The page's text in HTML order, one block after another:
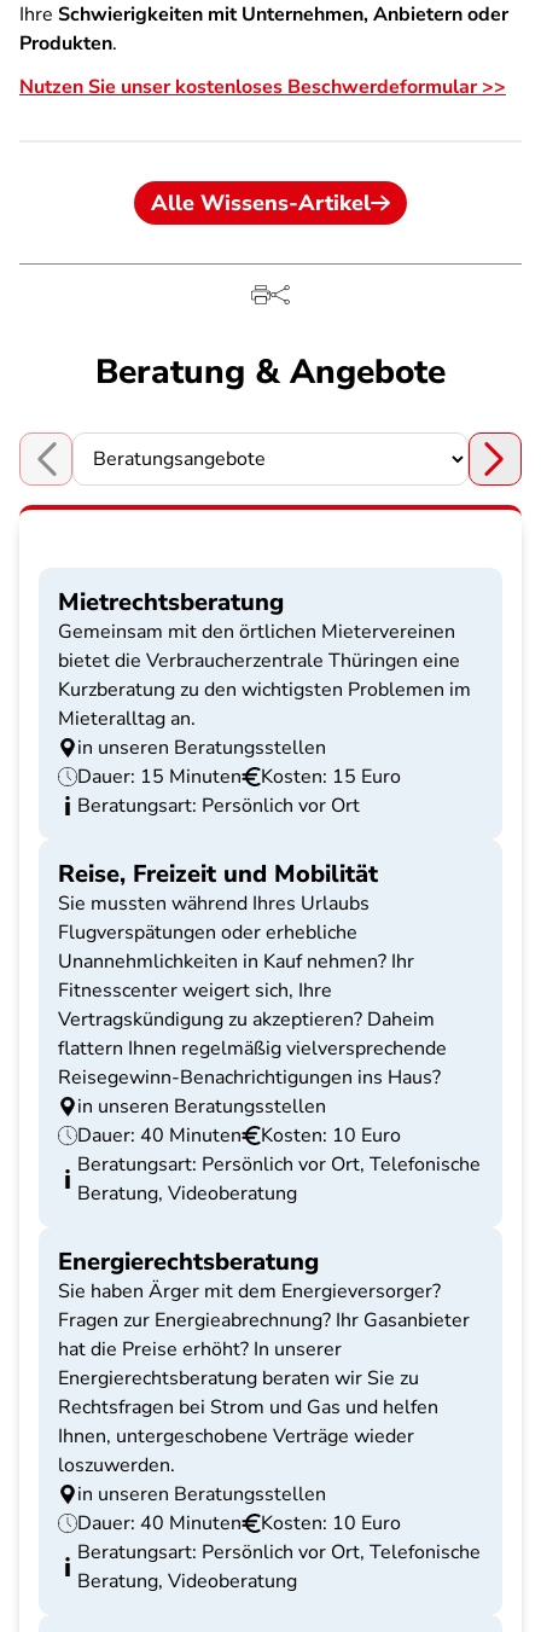
Ihre Schwierigkeiten mit Unternehmen, Anbietern oder
Produkten.
Nutzen Sie unser kostenloses Beschwerdeformular >>
Alle Wissens-Artikel
Beratung & Angebote
Choose a section
Mietrechtsberatung
Gemeinsam mit den örtlichen Mietervereinen
bietet die Verbraucherzentrale Thüringen eine
Kurzberatung zu den wichtigsten Problemen im
Mieteralltag an.
in unseren Beratungsstellen
Dauer: 15 Minuten
Kosten: 15 Euro
Beratungsart: Persönlich vor Ort
Reise, Freizeit und Mobilität
Sie mussten während Ihres Urlaubs
Flugverspätungen oder erhebliche
Unannehmlichkeiten in Kauf nehmen? Ihr
Fitnesscenter weigert sich, Ihre
Vertragskündigung zu akzeptieren? Daheim
flattern Ihnen regelmäßig vielversprechende
Reisegewinn-Benachrichtigungen ins Haus?
in unseren Beratungsstellen
Dauer: 40 Minuten
Kosten: 10 Euro
Beratungsart: Persönlich vor Ort, Telefonische
Beratung, Videoberatung
Energierechtsberatung
Sie haben Ärger mit dem Energieversorger?
Fragen zur Energieabrechnung? Ihr Gasanbieter
hat die Preise erhöht? In unserer
Energierechtsberatung beraten wir Sie zu
Rechtsfragen bei Strom und Gas und helfen
Ihnen, untergeschobene Verträge wieder
loszuwerden.
in unseren Beratungsstellen
Dauer: 40 Minuten
Kosten: 10 Euro
Beratungsart: Persönlich vor Ort, Telefonische
Beratung, Videoberatung